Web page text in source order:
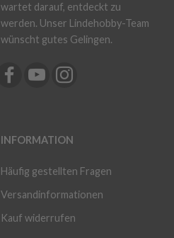
wartet darauf, entdeckt zu
werden. Unser Lindehobby-Team
wünscht gutes Gelingen.
INFORMATION
Häufig gestellten Fragen
Versandinformationen
Kauf widerrufen